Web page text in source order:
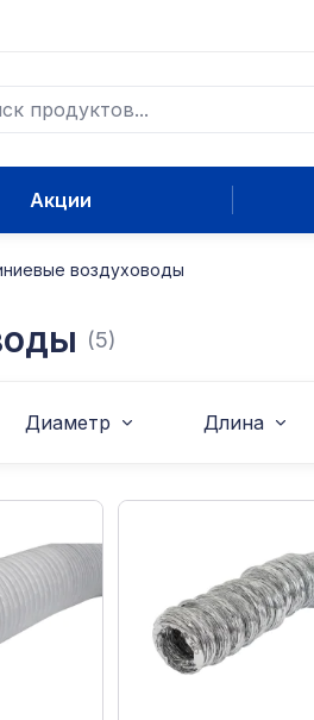
Акции
воздуховоды
(5)
Диаметр Длина